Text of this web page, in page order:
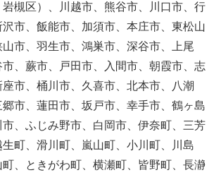
槻区）、川越市、熊谷市、川口市、行
市、飯能市、加須市、本庄市、東松山
市、羽生市、鴻巣市、深谷市、上尾
、蕨市、戸田市、入間市、朝霞市、志
市、桶川市、久喜市、北本市、八潮
市、蓮田市、坂戸市、幸手市、鶴ヶ島
、ふじみ野市、白岡市、伊奈町、三芳
町、滑川町、嵐山町、小川町、川島
、ときがわ町、横瀬町、皆野町、長瀞